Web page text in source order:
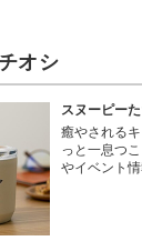
オシ
スヌーピー
癒やされる
っと一息つ
やイベント